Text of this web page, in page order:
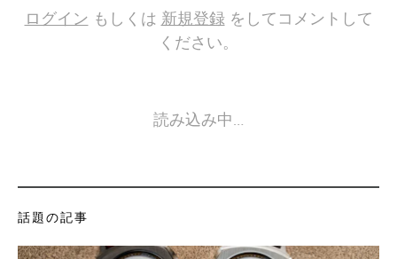
ログイン もしくは 新規登録をしてコメントして
ください。
読み込み中…
話題の記事